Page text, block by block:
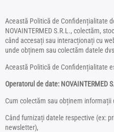
Această Politică de Confidențialitate
NOVAINTERMED S.R.L., colectăm,
când accesați sau interacționați cu
unde obținem sau colectăm datele
Această Politică de Confidențialitate
Operatorul de date: NOVAINTERMED
Cum colectăm sau obținem informații
Când furnizați datele respective (ex:
newsletter),